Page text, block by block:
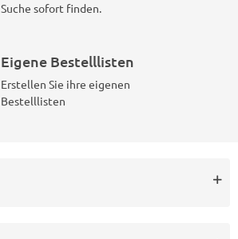
Suche sofort finden.
Eigene Bestelllisten
Erstellen Sie ihre eigenen
Bestelllisten